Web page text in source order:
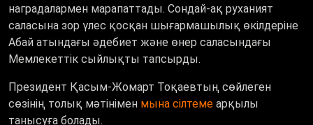
саласына зор үлес қосқан шығармашылық өкілдеріне
Абай атындағы әдебиет және өнер саласындағы
Мемлекеттік сыйлықты тапсырды.
Президент Қасым-Жомарт Тоқаевтың сөйлеген
сөзінің толық мәтініменмына сілтемеарқылы
танысуға болады.